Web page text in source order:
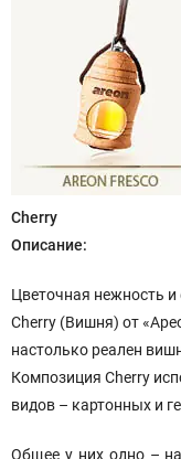
Cherry
Описание:
Цветочная нежность
Cherry (Вишня) от
настолько реален
Композиция Cherry
видов – картонных и
Общее у них одно –